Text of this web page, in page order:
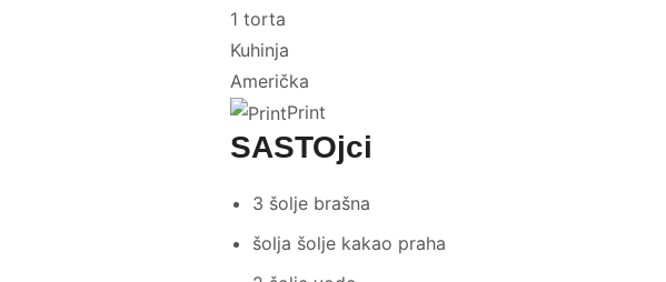
1 torta
Kuhinja
Američka
Print
SASTOjci
3 šolje brašna
šolja šolje kakao praha